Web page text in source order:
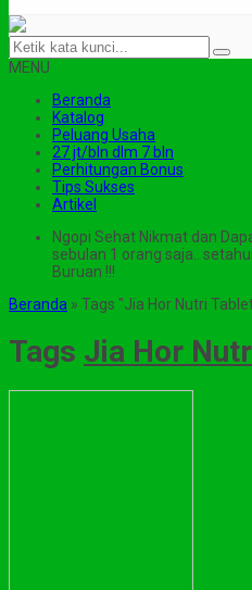
MENU
Beranda
Katalog
Peluang Usaha
27 jt/bln dlm 7 bln
Perhitungan Bonus
Tips Sukses
Artikel
Ngopi Sehat Nikmat dan
sebulan 1 orang saja..
Buruan !!!
Beranda » Tags "Jia Hor Nutri
Tags Jia Hor